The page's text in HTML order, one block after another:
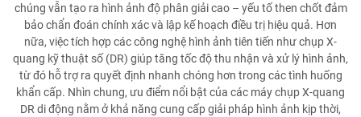
chúng vẫn tạo ra hình ảnh độ phân giải cao – yếu tố then chốt đảm
bảo chẩn đoán chính xác và lập kế hoạch điều trị hiệu quả. Hơn
nữa, việc tích hợp các công nghệ hình ảnh tiên tiến như chụp X-
quang kỹ thuật số (DR) giúp tăng tốc độ thu nhận và xử lý hình ảnh,
từ đó hỗ trợ ra quyết định nhanh chóng hơn trong các tình huống
khẩn cấp. Nhìn chung, ưu điểm nổi bật của các máy chụp X-quang
DR di động nằm ở khả năng cung cấp giải pháp hình ảnh kịp thời,